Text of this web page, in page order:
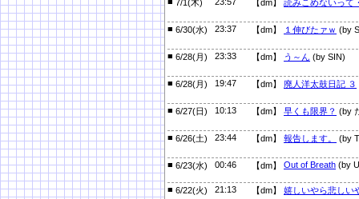
7/1(木) 【dm】 読みこめないって
■ 6/30(水) 23:37 【dm】 １伸びたァｗ (by
■ 6/28(月) 23:33 【dm】 う～ん (by SIN)
■ 6/28(月) 19:47 【dm】 廃人洋太鼓日記 ３
■ 6/27(日) 10:13 【dm】 早くも限界？ (by
■ 6/26(土) 23:44 【dm】 報告します。 (by
■ 6/23(水) 00:46 【dm】 Out of Breath (by
■ 6/22(火) 21:13 【dm】 嬉しいやら悲しい